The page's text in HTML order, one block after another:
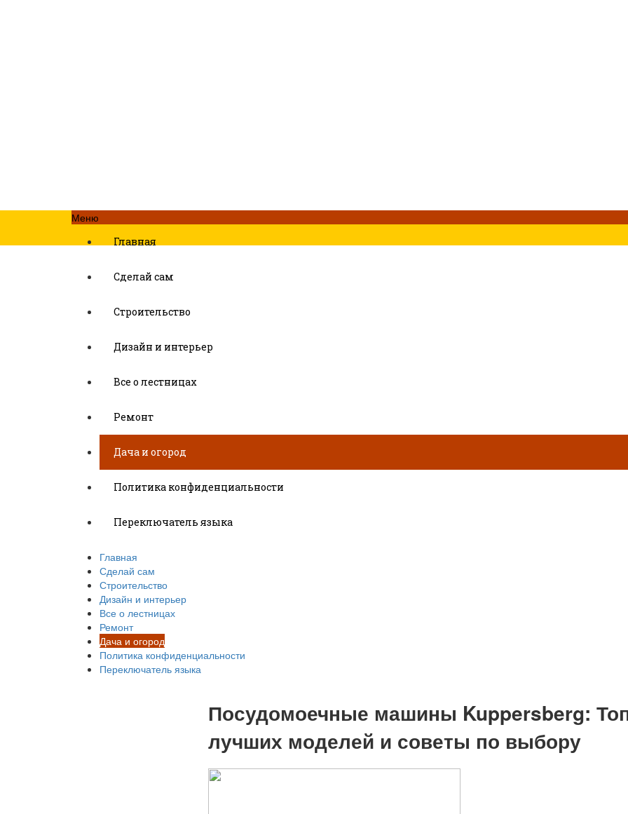
Меню
Главная
Сделай сам
Строительство
Дизайн и интерьер
Все о лестницах
Ремонт
Дача и огород
Политика конфиденциальности
Переключатель языка
Главная
Сделай сам
Строительство
Дизайн и интерьер
Все о лестницах
Ремонт
Дача и огород
Политика конфиденциальности
Переключатель языка
Посудомоечные машины Kuppersberg:
лучших моделей и советы по выбору